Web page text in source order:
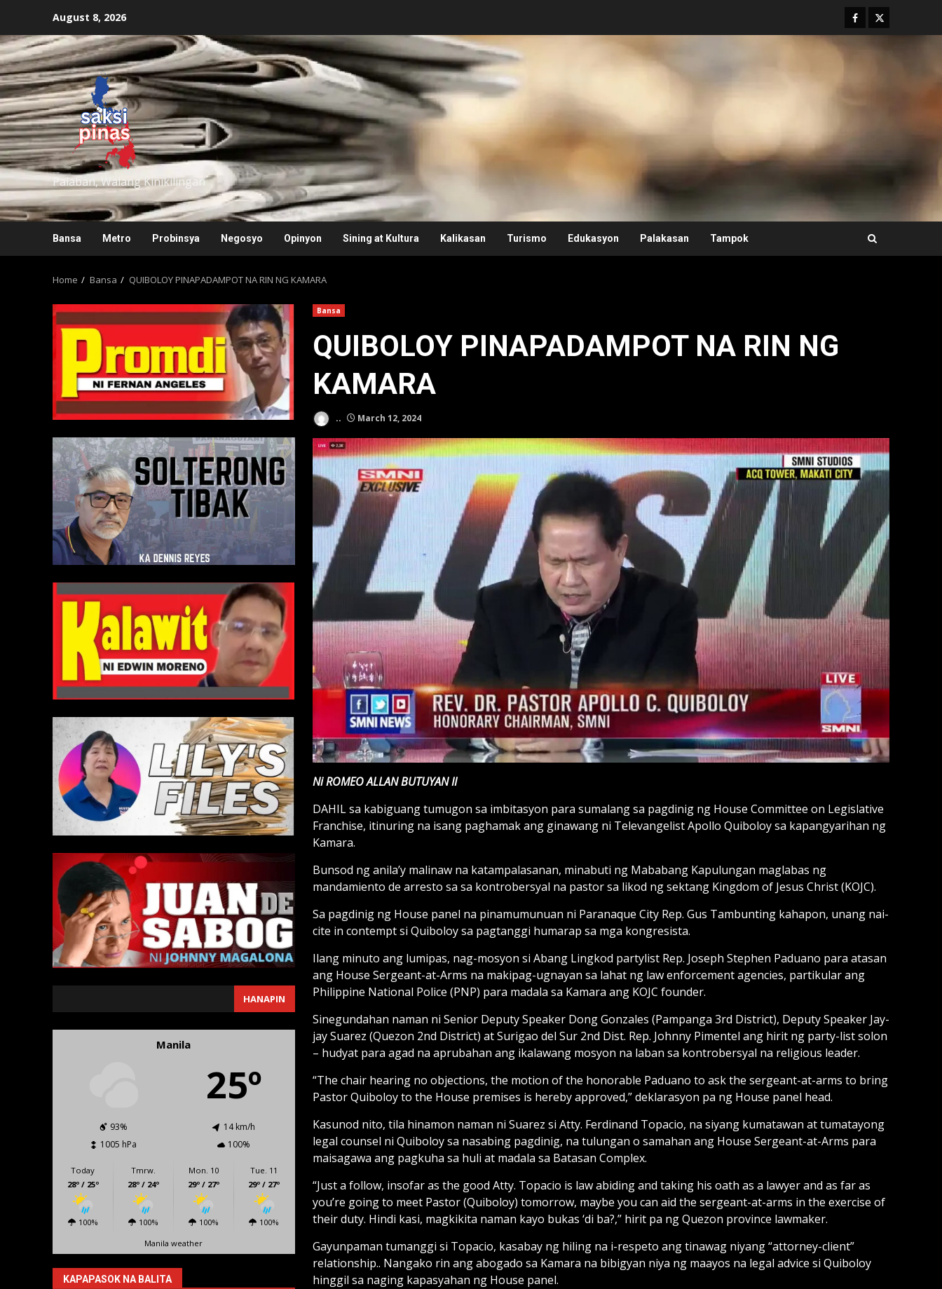
content
August 8, 2026 Facebook
Twitter
Palaban, Walang Kinikilingan
Bansa Metro Probinsya Negosyo Opinyon Sining at Kultura Kalikasan Turismo Edukasyon Palakasan Tampok
Home Bansa QUIBOLOY PINAPADAMPOT NA RIN NG KAMARA
Bansa
QUIBOLOY PINAPADAMPOT NA RIN NG
KAMARA
.. March 12, 2024
Ni ROMEO ALLAN BUTUYAN II
DAHIL sa kabiguang tumugon sa imbitasyon para sumalang sa pagdinig ng House Committee on Legislative
Franchise, itinuring na isang paghamak ang ginawang ni Televangelist Apollo Quiboloy sa kapangyarihan ng
Kamara.
Bunsod ng anila’y malinaw na katampalasanan, minabuti ng Mababang Kapulungan maglabas ng
mandamiento de arresto sa sa kontrobersyal na pastor sa likod ng sektang Kingdom of Jesus Christ (KOJC).
Sa pagdinig ng House panel na pinamumunuan ni Paranaque City Rep. Gus Tambunting kahapon, unang nai-
cite in contempt si Quiboloy sa pagtanggi humarap sa mga kongresista.
Ilang minuto ang lumipas, nag-mosyon si Abang Lingkod partylist Rep. Joseph Stephen Paduano para atasan
ang House Sergeant-at-Arms na makipag-ugnayan sa lahat ng law enforcement agencies, partikular ang
Philippine National Police (PNP) para madala sa Kamara ang KOJC founder.
Sinegundahan naman ni Senior Deputy Speaker Dong Gonzales (Pampanga 3rd District), Deputy Speaker Jay-
jay Suarez (Quezon 2nd District) at Surigao del Sur 2nd Dist. Rep. Johnny Pimentel ang hirit ng party-list solon
– hudyat para agad na aprubahan ang ikalawang mosyon na laban sa kontrobersyal na religious leader.
“The chair hearing no objections, the motion of the honorable Paduano to ask the sergeant-at-arms to bring
Pastor Quiboloy to the House premises is hereby approved,” deklarasyon pa ng House panel head.
Kasunod nito, tila hinamon naman ni Suarez si Atty. Ferdinand Topacio, na siyang kumatawan at tumatayong
legal counsel ni Quiboloy sa nasabing pagdinig, na tulungan o samahan ang House Sergeant-at-Arms para
maisagawa ang pagkuha sa huli at madala sa Batasan Complex.
“Just a follow, insofar as the good Atty. Topacio is law abiding and taking his oath as a lawyer and as far as
you’re going to meet Pastor (Quiboloy) tomorrow, maybe you can aid the sergeant-at-arms in the exercise of
their duty. Hindi kasi, magkikita naman kayo bukas ‘di ba?,” hirit pa ng Quezon province lawmaker.
Gayunpaman tumanggi si Topacio, kasabay ng hiling na i-respeto ang tinawag niyang “attorney-client”
relationship.. Nangako rin ang abogado sa Kamara na bibigyan niya ng maayos na legal advice si Quiboloy
hinggil sa naging kapasyahan ng House panel.
HANAPIN
Manila
25º
93%
14 km/h
1005 hPa
100%
Today
28º / 25º
100%
Tmrw.
28º / 24º
100%
Mon. 10
29º / 27º
100%
Tue. 11
29º / 27º
100%
Manila weather
KAPAPASOK NA BALITA